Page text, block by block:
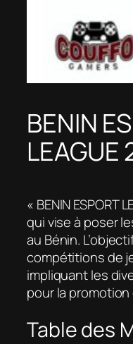
BENIN
LEAGUE
« BENIN ESPORT
qui vise à poser
au Bénin.
compétitions de
impliquant les
pour la promotion
Table des